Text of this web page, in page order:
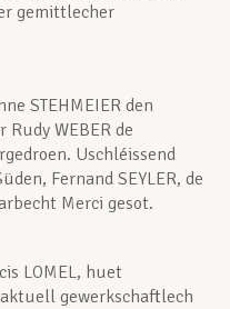
gemittlecher
STEHMEIER den
WEBER de
Uschléissend
Fernand SEYLER, de
Merci gesot.
LOMEL, huet
gewerkschaftlech